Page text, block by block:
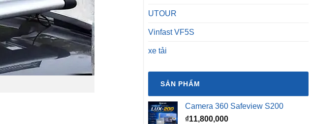
UTOUR
Vinfast VF5S
xe tải
SẢN PHẨM
Camera 360 Safeview S200
₫11,800,000